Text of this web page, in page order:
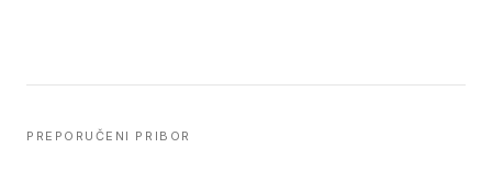
PREPORUČENI PRIBOR